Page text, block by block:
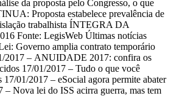
da proposta pelo Congresso, o que
Proposta estabelece prevalência de
trabalhista ÍNTEGRA DA
Fonte: LegisWeb Últimas notícias
Governo amplia contrato temporário
2017 – ANUIDADE 2017: confira os
17/01/2017 – Tudo o que você
17/01/2017 – eSocial agora permite abater
– Nova lei do ISS acirra guerra, mas tem